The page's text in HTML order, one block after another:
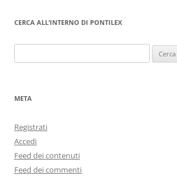
CERCA ALL’INTERNO DI PONTILEX
per:
META
Registrati
Accedi
Feed dei contenuti
Feed dei commenti